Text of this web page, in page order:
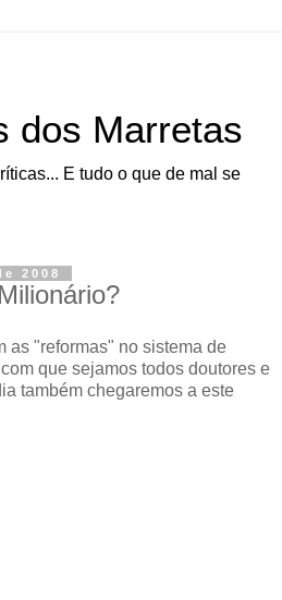
dos Marretas
E tudo o que de mal se
2008
as "reformas" no sistema de
que sejamos todos doutores e
também chegaremos a este